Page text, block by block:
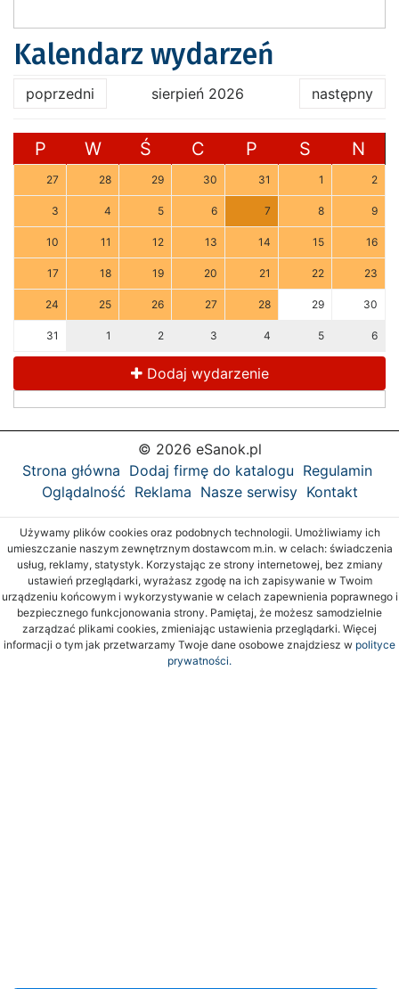
Kalendarz wydarzeń
poprzedni sierpień 2026 następny
P W Ś C P S N
27 28 29 30 31 1 2
3 4 5 6 7 8 9
10 11 12 13 14 15 16
17 18 19 20 21 22 23
24 25 26 27 28 29 30
31 1 2 3 4 5 6
Dodaj wydarzenie
© 2026 eSanok.pl
Strona główna Dodaj firmę do katalogu Regulamin
Oglądalność Reklama Nasze serwisy Kontakt
Używamy plików cookies oraz podobnych technologii. Umożliwiamy ich
umieszczanie naszym zewnętrznym dostawcom m.in. w celach: świadczenia
usług, reklamy, statystyk. Korzystając ze strony internetowej, bez zmiany
ustawień przeglądarki, wyrażasz zgodę na ich zapisywanie w Twoim
urządzeniu końcowym i wykorzystywanie w celach zapewnienia poprawnego i
bezpiecznego funkcjonowania strony. Pamiętaj, że możesz samodzielnie
zarządzać plikami cookies, zmieniając ustawienia przeglądarki. Więcej
informacji o tym jak przetwarzamy Twoje dane osobowe znajdziesz w polityce
prywatności.